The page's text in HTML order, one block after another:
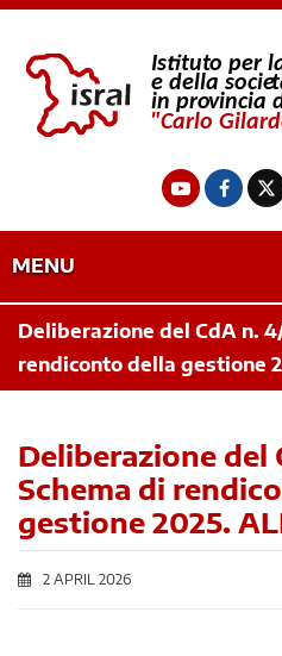
MENU
Deliberazione del CdA n.
rendiconto della gestione
Deliberazione del
Schema di
gestione 2025.
2 APRIL 2026